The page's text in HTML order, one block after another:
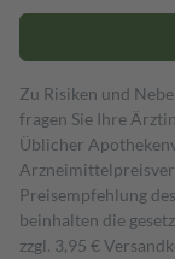
Zu Risiken und
fragen Sie Ihre
Üblicher
Preisempfehlung
beinhalten die
zzgl. 3,95 €